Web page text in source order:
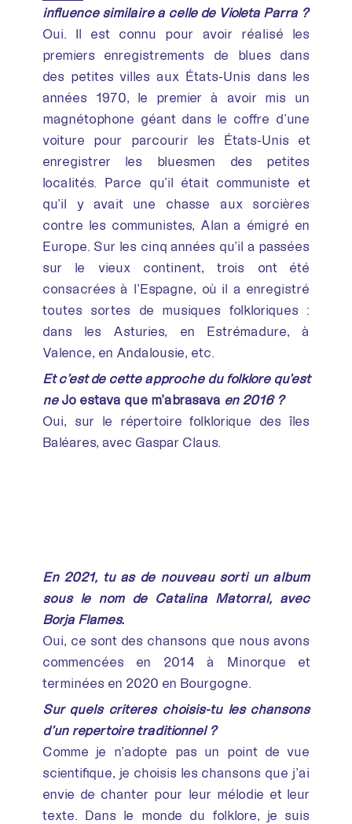
influence similaire à celle de Violeta Parra ?
Oui. Il est connu pour avoir réalisé les
premiers enregistrements de blues dans
des petites villes aux États-Unis dans les
années 1970, le premier à avoir mis un
magnétophone géant dans le coffre d’une
voiture pour parcourir les États-Unis et
enregistrer les bluesmen des petites
localités. Parce qu’il était communiste et
qu’il y avait une chasse aux sorcières
contre les communistes, Alan a émigré en
Europe. Sur les cinq années qu’il a passées
sur le vieux continent, trois ont été
consacrées à l’Espagne, où il a enregistré
toutes sortes de musiques folkloriques :
dans les Asturies, en Estrémadure, à
Valence, en Andalousie, etc.
Et c’est de cette approche du folklore qu’est
né Jo estava que m’abrasava en 2016 ?
Oui, sur le répertoire folklorique des îles
Baléares, avec Gaspar Claus.
En 2021, tu as de nouveau sorti un album
sous le nom de Catalina Matorral, avec
Borja Flames.
Oui, ce sont des chansons que nous avons
commencées en 2014 à Minorque et
terminées en 2020 en Bourgogne.
Sur quels critères choisis-tu les chansons
d’un répertoire traditionnel ?
Comme je n’adopte pas un point de vue
scientifique, je choisis les chansons que j’ai
envie de chanter pour leur mélodie et leur
texte. Dans le monde du folklore, je suis